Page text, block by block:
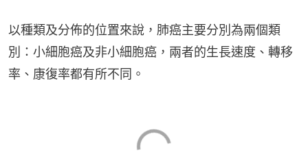
以種類及分佈的位置來說，肺癌主要分別為兩個類
別：小細胞癌及非小細胞癌，兩者的生長速度、轉移
率、康復率都有所不同。